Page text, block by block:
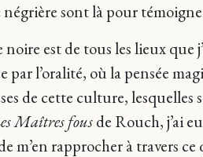
négrière sont là pour
est de tous les lieux que
l’oralité, où la pensée
de cette culture,
Maîtres fousde Rouch, j’ai
m’en rapprocher à travers